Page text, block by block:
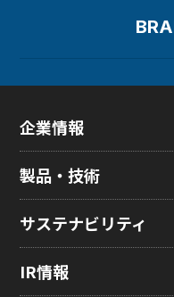
企業情報
ごあいさつ
企業理念
グローバル子会社
製品・技術
eLEAP
HMO
サステナビリティ
トップメッセージ
IR情報